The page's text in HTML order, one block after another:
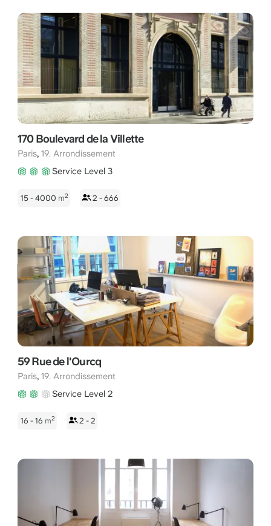
170 Boulevard de la Villette
Paris, 19. Arrondissement
Service Level 3
15 - 4000 m2 2 - 666
59 Rue de l'Ourcq
Paris, 19. Arrondissement
Service Level 2
16 - 16 m2 2 - 2